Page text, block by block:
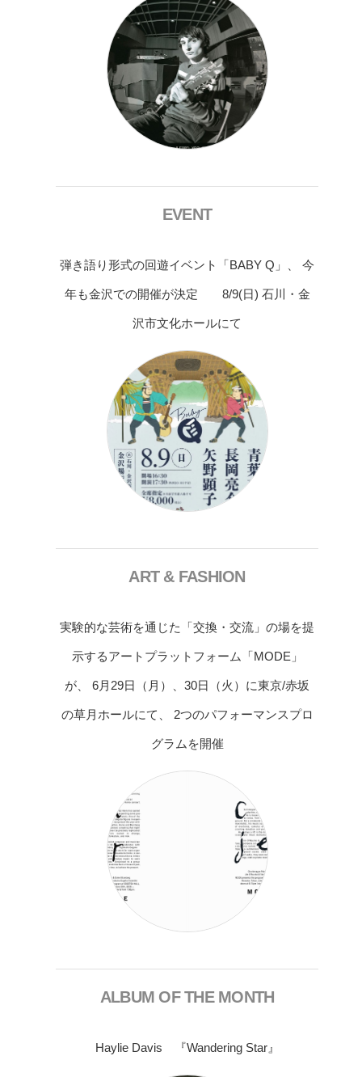
EVENT
弾き語り形式の回遊イベント「BABY Q」、 今
年も金沢での開催が決定 8/9(日) 石川・金
沢市文化ホールにて
ART & FASHION
実験的な芸術を通じた「交換・交流」の場を提
示するアートプラットフォーム「MODE」
が、 6月29日（月）、30日（火）に東京/赤坂
の草月ホールにて、 2つのパフォーマンスプロ
グラムを開催
ALBUM OF THE MONTH
Haylie Davis 『Wandering Star』